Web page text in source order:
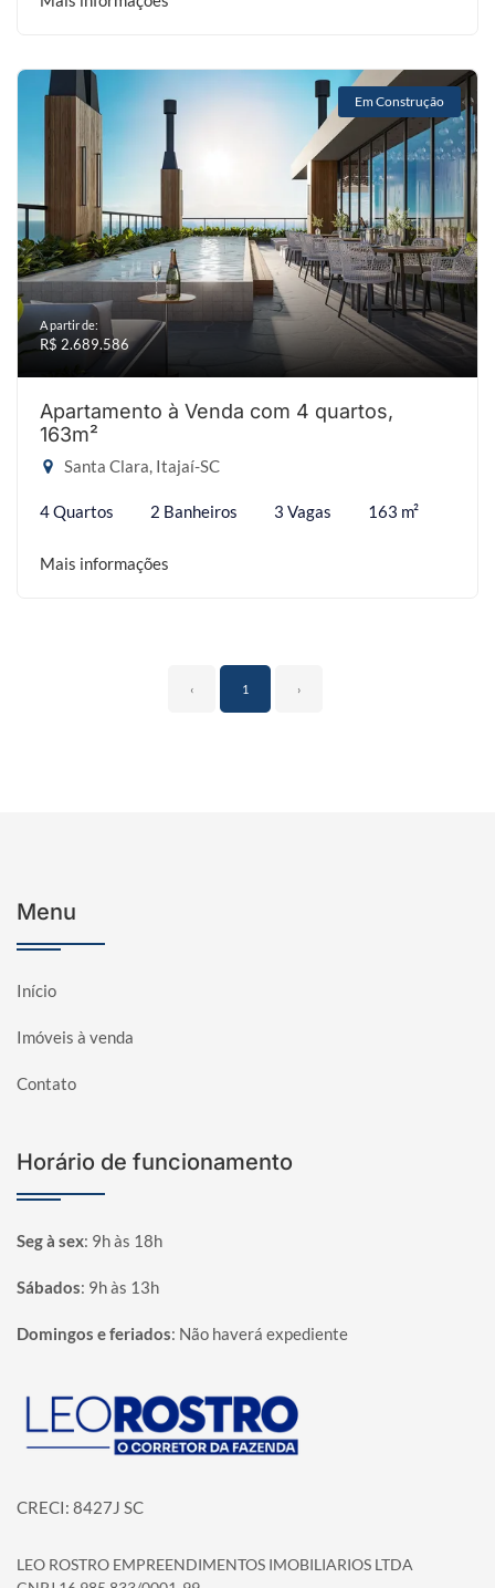
Em Construção
A partir de:
R$ 2.689.586
Apartamento à Venda com 4 quartos,
163m²
Santa Clara, Itajaí-SC
4 Quartos 2 Banheiros 3 Vagas 163 m²
Mais informações
‹ 1 ›
Menu
Início
Imóveis à venda
Contato
Horário de funcionamento
Seg à sex: 9h às 18h
Sábados: 9h às 13h
Domingos e feriados: Não haverá expediente
Página inicial
CRECI: 8427J SC
LEO ROSTRO EMPREENDIMENTOS IMOBILIARIOS LTDA